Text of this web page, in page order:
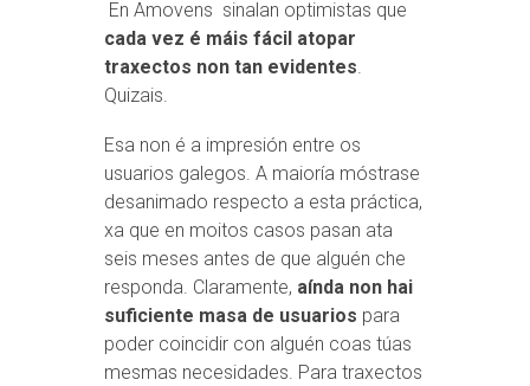
En Amovens sinalan optimistas que
cada vez é máis fácil atopar
traxectos non tan evidentes.
Quizais.
Esa non é a impresión entre os
usuarios galegos. A maioría móstrase
desanimado respecto a esta práctica,
xa que en moitos casos pasan ata
seis meses antes de que alguén che
responda. Claramente, aínda non hai
suficiente masa de usuarios para
poder coincidir con alguén coas túas
mesmas necesidades. Para traxectos